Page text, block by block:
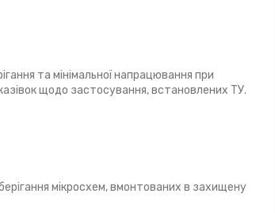
та мінімальної напрацювання при
щодо застосування, встановлених ТУ.
мікросхем, вмонтованих в захищену